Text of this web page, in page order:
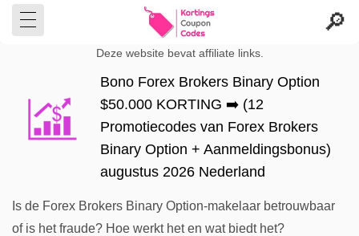
Deze website bevat affiliate links.
Bono Forex Brokers Binary Option
$50.000 KORTING ➡️ (12
Promotiecodes van Forex Brokers
Binary Option + Aanmeldingsbonus)
augustus 2026 Nederland
Is de Forex Brokers Binary Option-makelaar betrouwbaar
of is het fraude? Hoe werkt het en wat biedt het?